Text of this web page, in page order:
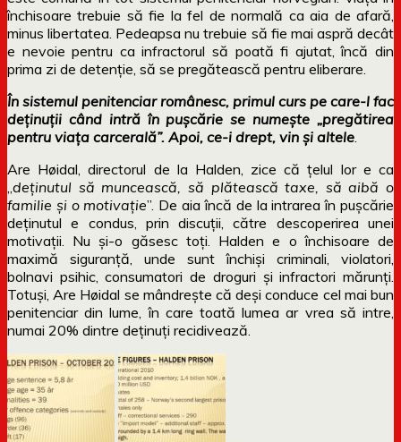
închisoare trebuie să fie la fel de normală ca aia de afară,
minus libertatea. Pedeapsa nu trebuie să fie mai aspră decât
e nevoie pentru ca infractorul să poată fi ajutat, încă din
prima zi de detenție, să se pregătească pentru eliberare.
În sistemul penitenciar românesc, primul curs pe care-l fac
deținuții când intră în pușcărie se numește „pregătirea
pentru viața carcerală”. Apoi, ce-i drept, vin și altele
Are Høidal, directorul de la Halden, zice că țelul lor e ca
deținutul să muncească, să plătească taxe, să aibă o
familie și o motivație”. De aia încă de la intrarea în pușcărie
deținutul e condus, prin discuții, către descoperirea unei
motivații. Nu și-o găsesc toți. Halden e o închisoare de
maximă siguranță, unde sunt închiși criminali, violatori,
bolnavi psihic, consumatori de droguri și infractori mărunți.
Totuși, Are Høidal se mândrește că deși conduce cel mai bun
penitenciar din lume, în care toată lumea ar vrea să intre,
numai 20% dintre deținuți recidivează.